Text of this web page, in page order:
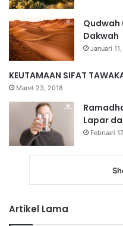
Dakwah
Januari
KEUTAMAAN SIFAT
Maret 23, 2018
Lapar
Februari
Artikel Lama